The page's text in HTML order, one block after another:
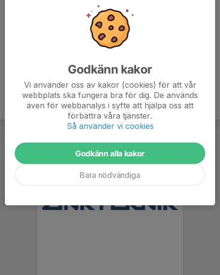
Godkänn kakor
Vi använder oss av kakor (cookies) för att vår
webbplats ska fungera bra för dig. De används
även för webbanalys i syfte att hjälpa oss att
förbättra våra tjänster.
Så använder vi cookies
Godkänn alla kakor
Bara nödvändiga